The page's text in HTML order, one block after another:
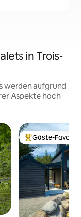
in Trois-
werden aufgrund
Aspekte hoch
Beliebter Gäste-
Gäste-Favorit